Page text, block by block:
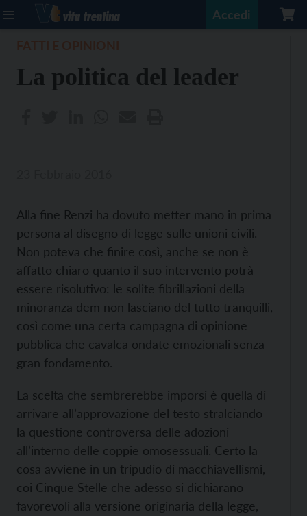
Accedi
La politica del leader
Alla fine Renzi ha dovuto metter mano in prima
persona al disegno di legge sulle unioni civili.
Non poteva che finire così, anche se non è
affatto chiaro quanto il suo intervento potrà
essere risolutivo: le solite fibrillazioni della
minoranza dem non lasciano del tutto tranquilli,
così come una certa campagna di opinione
pubblica che cavalca ondate emozionali senza
gran fondamento.
La scelta che sembrerebbe imporsi è quella di
arrivare all’approvazione del testo stralciando
la questione controversa delle adozioni
all’interno delle coppie omosessuali. Certo la
cosa avviene in un tripudio di macchiavellismi,
coi Cinque Stelle che adesso si dichiarano
favorevoli alla versione originaria della legge,